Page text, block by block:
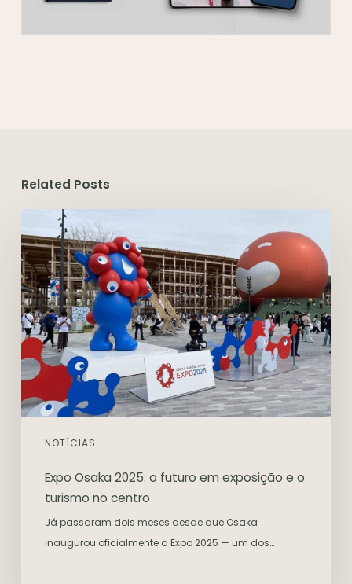
Related Posts
NOTÍCIAS
Expo Osaka 2025: o futuro em exposição e o
turismo no centro
Já passaram dois meses desde que Osaka
inaugurou oficialmente a Expo 2025 — um dos…